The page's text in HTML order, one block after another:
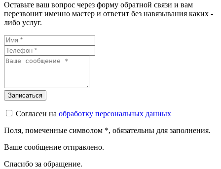
Оставьте ваш вопрос через форму обратной связи и вам
перезвонит именно мастер и ответит без навязывания каких -
либо услуг.
Согласен на обработку персональных данных
Поля, помеченные символом *, обязательны для заполнения.
Ваше сообщение отправлено.
Спасибо за обращение.